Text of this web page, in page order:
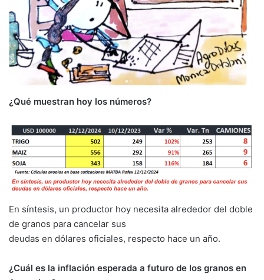
¿Qué muestran hoy los números?
En síntesis, un productor hoy necesita alrededor del doble
de granos para cancelar sus
deudas en dólares oficiales, respecto hace un año.
¿Cuál es la inflación esperada a futuro de los granos en